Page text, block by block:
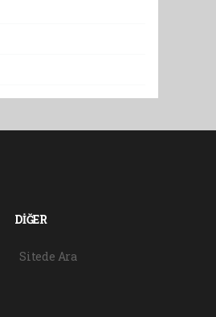
DİĞER
Sitede Ara